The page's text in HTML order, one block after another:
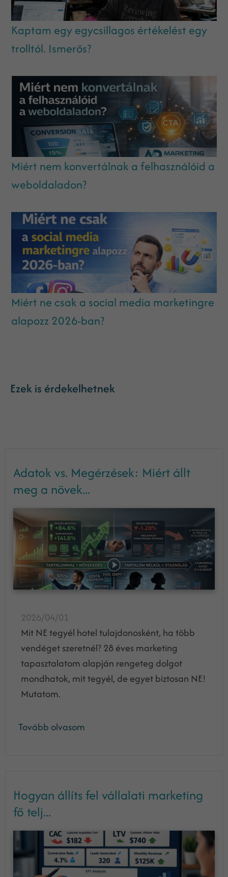
Kaptam egy egycsillagos értékelést egy
trolltól. Ismerős?
Miért nem konvertálnak a felhasználóid a
weboldaladon?
Miért ne csak a social media marketingre
alapozz 2026-ban?
Ezek is érdekelhetnek
Adatok vs. Megérzések: Miért állt
meg a növek...
2026/04/01
Mit NE tegyél hotel tulajdonosként, ha több
vendéget szeretnél? 28 éves marketing
tapasztalatom alapján rengeteg dolgot
mondhatok, mit tegyél, de egyet biztosan NE!
Mutatom.
Tovább olvasom
Hogyan állíts fel vállalati marketing
fő telj...